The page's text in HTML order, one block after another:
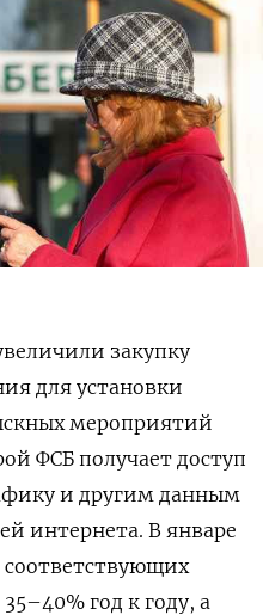
закупку
для установки
мероприятий
ФСБ получает доступ
и другим данным
интернета. В январе
соответствующих
год к году, а